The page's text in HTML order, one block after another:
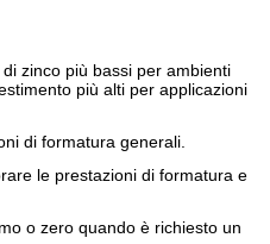
zinco più bassi per ambienti
più alti per applicazioni
di formatura generali.
le prestazioni di formatura e
o zero quando è richiesto un